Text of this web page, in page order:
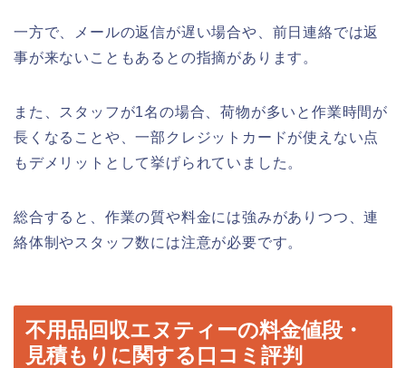
一方で、メールの返信が遅い場合や、前日連絡では返
事が来ないこともあるとの指摘があります。
また、スタッフが1名の場合、荷物が多いと作業時間が
長くなることや、一部クレジットカードが使えない点
もデメリットとして挙げられていました。
総合すると、作業の質や料金には強みがありつつ、連
絡体制やスタッフ数には注意が必要です。
不用品回収エヌティーの料金値段・
見積もりに関する口コミ評判